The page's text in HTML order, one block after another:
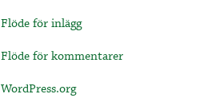
Flöde för inlägg
Flöde för kommentarer
WordPress.org